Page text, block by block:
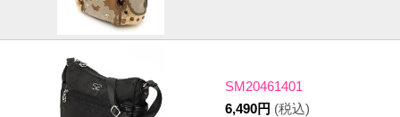
SM20461401
6,490円 (税込)